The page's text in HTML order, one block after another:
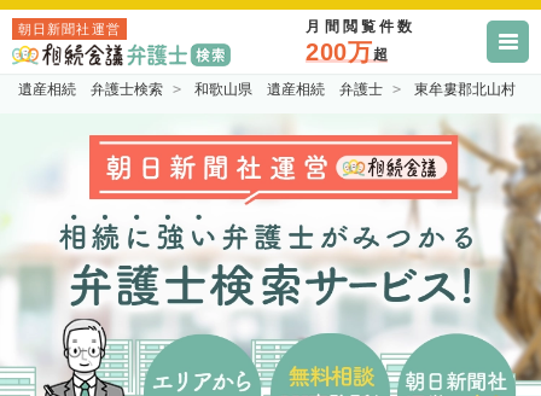
朝日新聞社運営 月間閲覧件数
200万超
遺産相続 弁護士検索 和歌山県 遺産相続 弁護士 東牟婁郡北山村